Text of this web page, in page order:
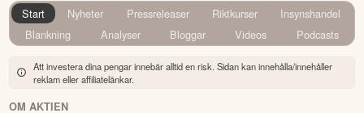
Start Nyheter Pressreleaser Riktkurser
Insynshandel
Blankning
Analyser Bloggar Videos Podcasts
Att investera dina pengar innebär alltid en risk. Sidan kan innehålla/innehåller
reklam eller affiliatelänkar.
OM AKTIEN